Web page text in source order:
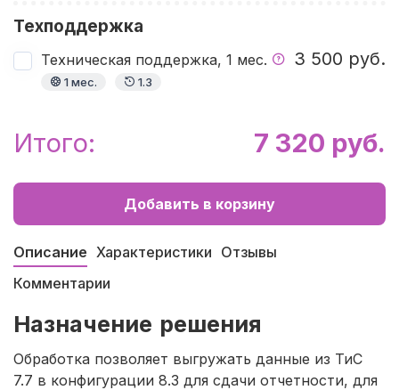
Техподдержка
Техническая поддержка, 1 мес.
1 мес. 1.3
3 500 руб.
Итого: 7 320 руб.
Добавить в корзину
Описание Характеристики Отзывы
Комментарии
Назначение решения
Обработка позволяет выгружать данные из ТиС
7.7 в конфигурации 8.3 для сдачи отчетности, для